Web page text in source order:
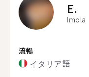
E.
Imola
流暢
イタリア語